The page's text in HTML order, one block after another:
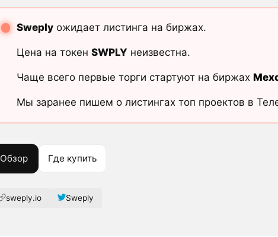
Sweplyожидает листинга на биржах.
Цена на токен SWPLY неизвестна.
Чаще всего первые торги стартуют на биржах
Мы заранее пишем о листингах топ проектов в
Обзор Где купить
sweply.io Sweply